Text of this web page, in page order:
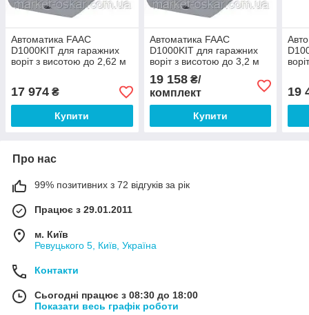
Автоматика FAAC
D1000KIT для гаражних
воріт з висотою до 2,62 м
17 974 ₴
Купити
Автоматика FAAC
D1000KIT для гаражних
воріт з висотою до 3,2 м
19 158₴/
комплект
Купити
19
Про нас
99% позитивних з 72 відгуків за рік
Працює з 29.01.2011
м. Київ
Ревуцького 5, Київ, Україна
Контакти
Сьогодні працює з 08:30 до 18:00
Показати весь графік роботи